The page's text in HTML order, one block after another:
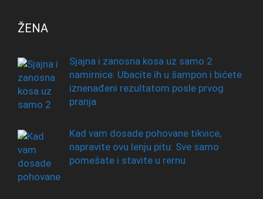
ŽENA
Sjajna i zanosna kosa uz samo 2
namirnice: Ubacite ih u šampon i bićete
iznenađeni rezultatom posle prvog
pranja
Kad vam dosade pohovane tikvice,
napravite ovu lenju pitu: Sve samo
pomešate i stavite u rernu